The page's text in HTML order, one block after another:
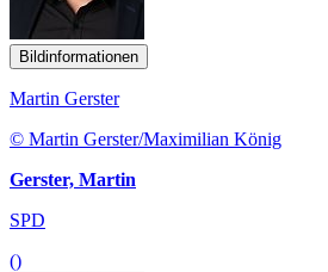
Bildinformationen
Martin Gerster
© Martin Gerster/Maximilian König
Gerster, Martin
SPD
()